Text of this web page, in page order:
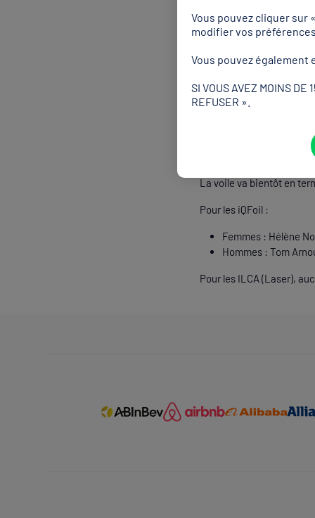
Dans l’eau, les épreuves
en argent sur 200m
La voile va bientôt en
Pour les iQFoil :
Femmes : Hélène
Hommes : Tom
Pour les ILCA (Laser),
Vous pouvez cliquer sur
modifier vos
Vous pouvez également
SI VOUS AVEZ MOINS DE
REFUSER ».